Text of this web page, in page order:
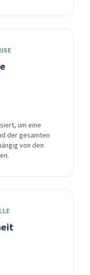
um eine
der gesamten
von den